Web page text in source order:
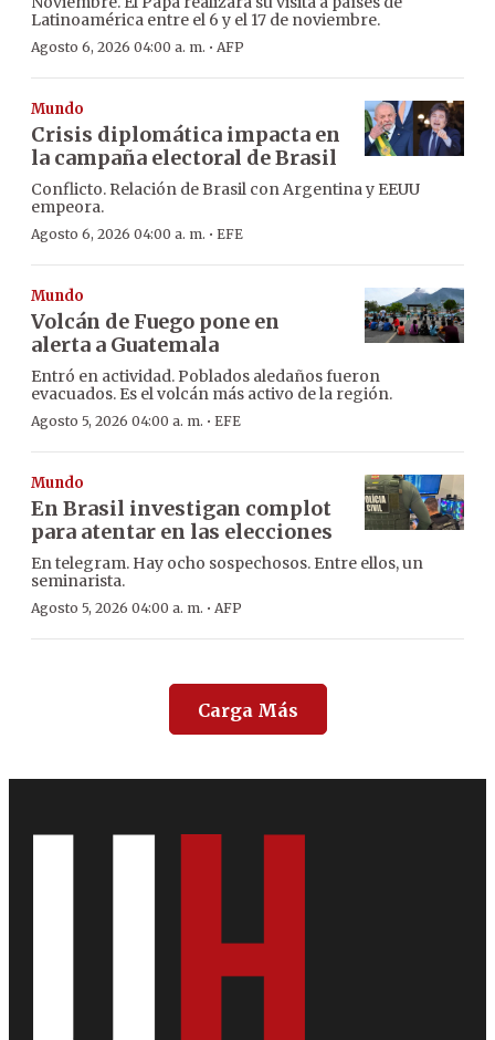
Latinoamérica entre el 6 y el 17 de noviembre.
Agosto 6, 2026 04:00 a. m. · AFP
Mundo
Crisis diplomática impacta en
la campaña electoral de Brasil
Conflicto. Relación de Brasil con Argentina y EEUU
empeora.
Agosto 6, 2026 04:00 a. m. · EFE
Mundo
Volcán de Fuego pone en
alerta a Guatemala
Entró en actividad. Poblados aledaños fueron
evacuados. Es el volcán más activo de la región.
Agosto 5, 2026 04:00 a. m. · EFE
Mundo
En Brasil investigan complot
para atentar en las elecciones
En telegram. Hay ocho sospechosos. Entre ellos, un
seminarista.
Agosto 5, 2026 04:00 a. m. · AFP
Carga Más